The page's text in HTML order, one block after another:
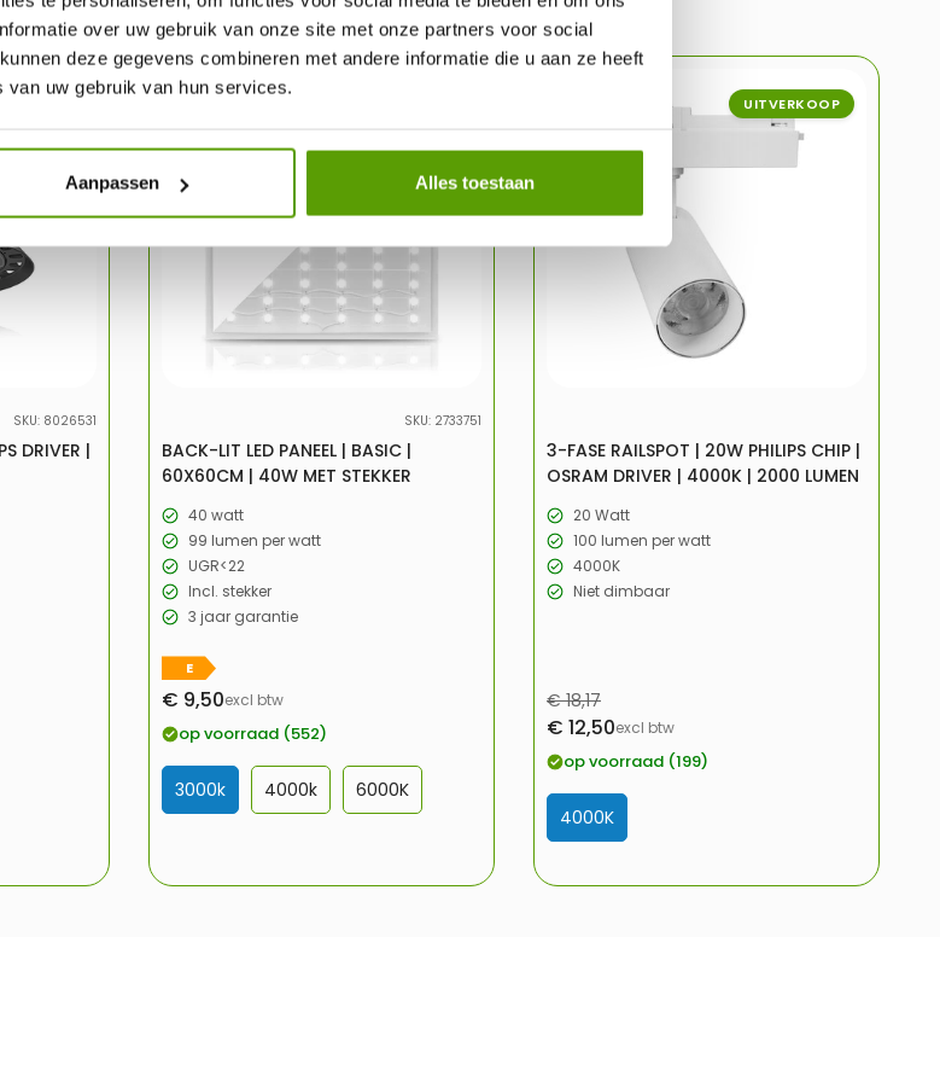
over uw gebruik van onze site met onze partners voor social
deze gegevens combineren met andere informatie die u aan ze heeft
uw gebruik van hun services.
Aanpassen Alles toestaan
SKU: 8026531
DRIVER |
SKU: 2733751
BACK-LIT LED PANEEL | BASIC |
60X60CM | 40W MET STEKKER
40 watt
99 lumen per watt
UGR<22
Incl. stekker
3 jaar garantie
E
Verkoopprijs
€ 9,50excl btw
op voorraad (552)
3000k 4000k 6000K
UITVERKOOP
3-FASE RAILSPOT | 20W PHILIPS CHIP |
OSRAM DRIVER | 4000K | 2000 LUMEN
20 Watt
100 lumen per watt
4000K
Niet dimbaar
Verkoopprijs
Normale
prijs
€ 18,17
€ 12,50excl btw
op voorraad (199)
4000K